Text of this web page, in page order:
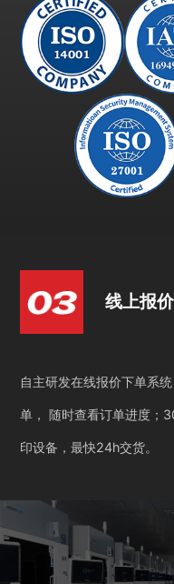
线上报
自主研发在线报价下单系
单， 随时查看订单进度；
印设备，最快24h交货。